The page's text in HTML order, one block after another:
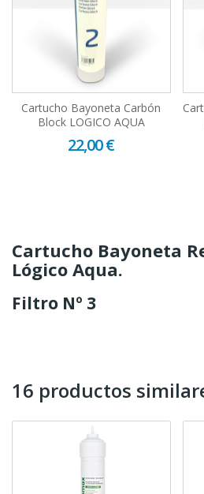
Cartucho Bayoneta Carbón
Block LOGICO AQUA
22,00 €
Cartucho Bayoneta
Lógico Aqua.
Filtro Nº 3
16 productos